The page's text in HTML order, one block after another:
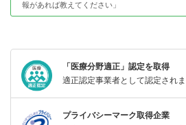
報があれば教えてください」
「医療分野適正」認定を取得
適正認定事業者として認定されま
プライバシーマーク取得企業